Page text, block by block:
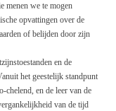
menen we te mogen
opvattingen over de
of belijden door zijn
en de
het geestelijk standpunt
chelend, en de leer van de
van de tijd